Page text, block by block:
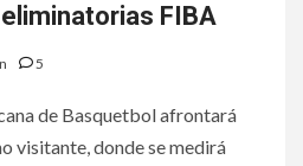
FIBA
5
de Basquetbol afrontará
visitante, donde se medirá